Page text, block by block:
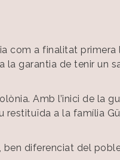
com a finalitat primera
garantia de tenir un
Amb l’inici de la
a la família
diferenciat del